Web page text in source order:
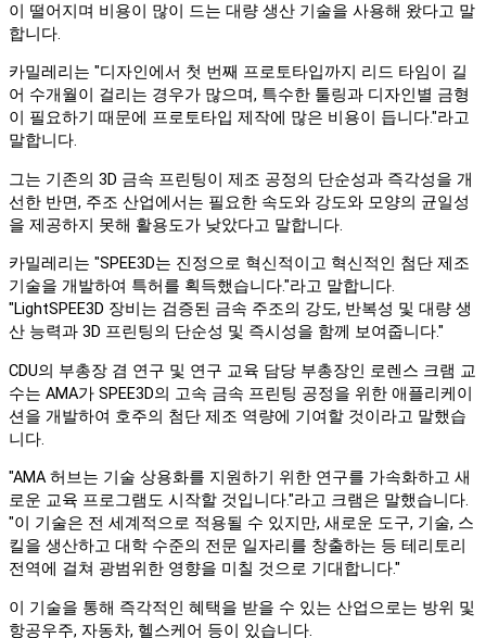
이 떨어지며 비용이 많이 드는 대량 생산 기술을 사용해 왔다고 말
합니다.
카밀레리는 "디자인에서 첫 번째 프로토타입까지 리드 타임이 길
어 수개월이 걸리는 경우가 많으며, 특수한 툴링과 디자인별 금형
이 필요하기 때문에 프로토타입 제작에 많은 비용이 듭니다."라고
말합니다.
그는 기존의 3D 금속 프린팅이 제조 공정의 단순성과 즉각성을 개
선한 반면, 주조 산업에서는 필요한 속도와 강도와 모양의 균일성
을 제공하지 못해 활용도가 낮았다고 말합니다.
카밀레리는 "SPEE3D는 진정으로 혁신적이고 혁신적인 첨단 제조
기술을 개발하여 특허를 획득했습니다."라고 말합니다.
"LightSPEE3D 장비는 검증된 금속 주조의 강도, 반복성 및 대량 생
산 능력과 3D 프린팅의 단순성 및 즉시성을 함께 보여줍니다."
CDU의 부총장 겸 연구 및 연구 교육 담당 부총장인 로렌스 크램 교
수는 AMA가 SPEE3D의 고속 금속 프린팅 공정을 위한 애플리케이
션을 개발하여 호주의 첨단 제조 역량에 기여할 것이라고 말했습
니다.
"AMA 허브는 기술 상용화를 지원하기 위한 연구를 가속화하고 새
로운 교육 프로그램도 시작할 것입니다."라고 크램은 말했습니다.
"이 기술은 전 세계적으로 적용될 수 있지만, 새로운 도구, 기술, 스
킬을 생산하고 대학 수준의 전문 일자리를 창출하는 등 테리토리
전역에 걸쳐 광범위한 영향을 미칠 것으로 기대합니다."
이 기술을 통해 즉각적인 혜택을 받을 수 있는 산업으로는 방위 및
항공우주, 자동차, 헬스케어 등이 있습니다.